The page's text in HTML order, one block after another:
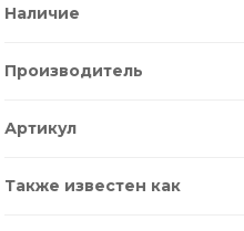
Наличие
Производитель
Артикул
Также известен как